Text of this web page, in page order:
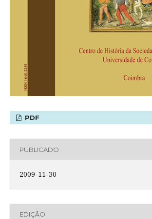
PDF
PUBLICADO
2009-11-30
EDIÇÃO